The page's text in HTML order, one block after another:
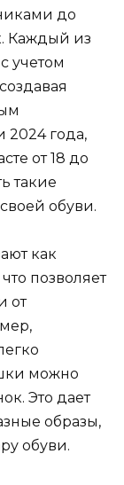
до
Каждый из
учетом
2024 года,
от 18 до
такие
обуви.
как
позволяет
от
можно
Это дает
образы,
обуви.